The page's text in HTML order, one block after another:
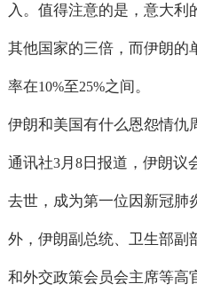
入。值得注意的是，意大利
其他国家的三倍，而伊朗的
率在10%至25%之间。
伊朗和美国有什么恩怨情仇
通讯社3月 8日报道，伊朗议
去世，成为第一位因新冠肺
外，伊朗副总统、卫生部副
和外交政策会员会主席等高